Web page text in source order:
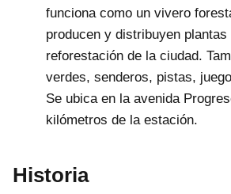
funciona como un vivero
producen y distribuyen plantas
reforestación de la ciudad.
verdes, senderos, pistas,
Se ubica en la avenida
kilómetros de la estación.
Historia